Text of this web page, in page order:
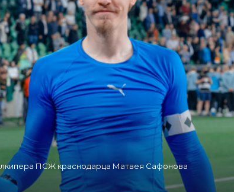
ПСЖ краснодарца Матвея Сафонова